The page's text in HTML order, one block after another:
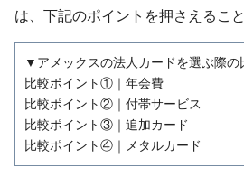
は、下記のポイントを押さえるこ
▼アメックスの法人カードを選ぶ際の
比較ポイント①｜年会費
比較ポイント②｜付帯サービス
比較ポイント③｜追加カード
比較ポイント④｜メタルカード